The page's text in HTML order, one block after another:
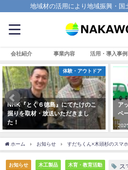
地域材の活用により地域振興・国
会社紹介 事業内容 活用・導入事例
体験・アウトドア
NHK『とく６徳島』にてたけのこ
掘りを取材・放送いただきまし
た！
ア
ペ
ホーム お知らせ すだちくん×木頭杉のスマ
お知らせ 木工製品 木育・教育活動 ス